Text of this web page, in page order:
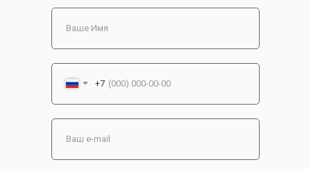
+7